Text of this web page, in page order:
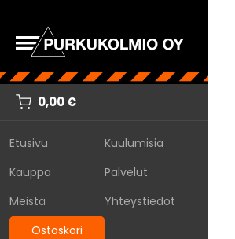
0,00€
Etusivu
Kuulumisia
Kauppa
Palvelut
Meistä
Yhteystiedot
Ostoskori